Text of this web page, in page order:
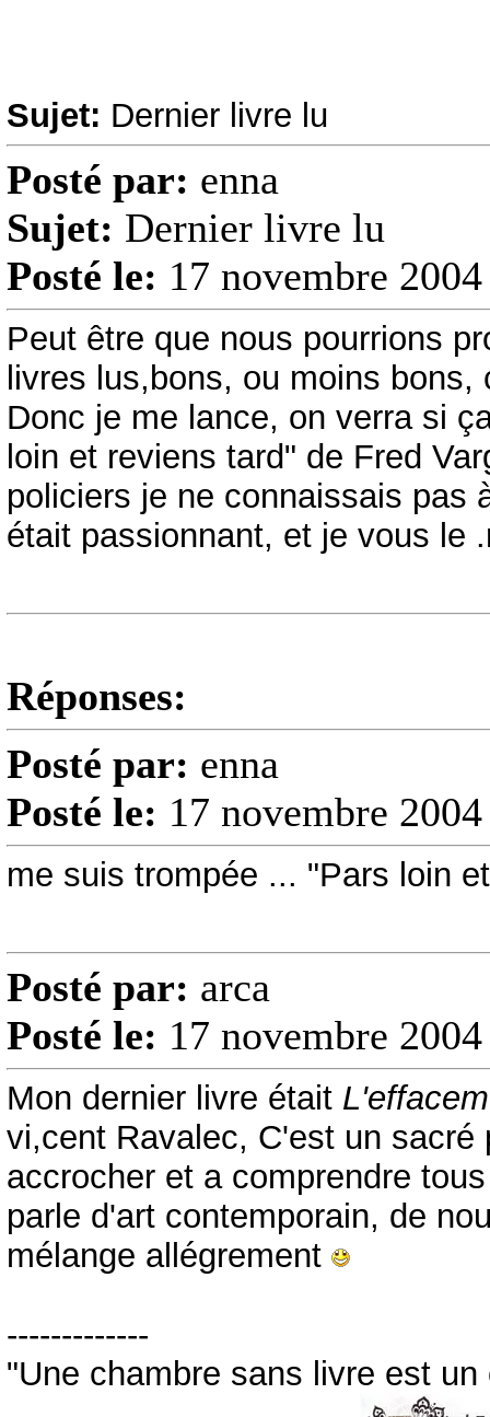
Sujet: Dernier livre lu
Posté par: enna
Sujet: Dernier livre lu
Posté le: 17 novembre
Peut être que nous pourrions
livres lus,bons, ou moins
Donc je me lance, on verra si
loin et reviens tard" de Fred
policiers je ne connaissais pas
était passionnant, et je vous le
Réponses:
Posté par: enna
Posté le: 17 novembre
me suis trompée ... "Pars loin
Posté par: arca
Posté le: 17 novembre
Mon dernier livre était
vi,cent Ravalec, C'est un
accrocher et a comprendre
parle d'art contemporain, de
mélange allégrement
-------------
"Une chambre sans livre est